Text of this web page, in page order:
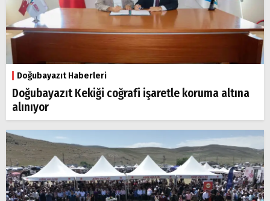
Doğubayazıt Haberleri
Doğubayazıt Kekiği coğrafi işaretle koruma altına
alınıyor